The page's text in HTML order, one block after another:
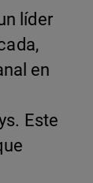
líder
en
Este